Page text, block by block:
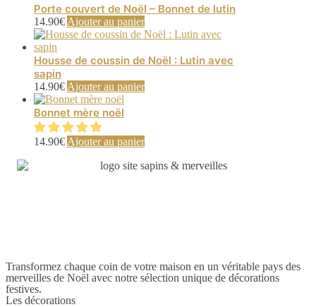
Porte couvert de Noël – Bonnet de lutin
14.90€ Ajouter au panier
Housse de coussin de Noël : Lutin avec
sapin
14.90€ Ajouter au panier
Bonnet mère noël
14.90€ Ajouter au panier
Transformez chaque coin de votre maison en un véritable pays des
merveilles de Noël avec notre sélection unique de décorations
festives.
Les décorations